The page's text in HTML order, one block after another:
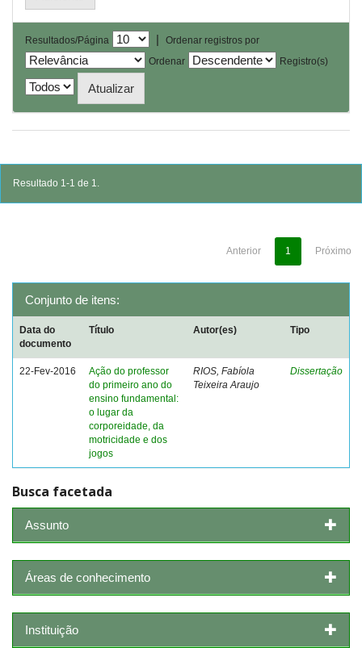
Resultados/Página |
Ordenar registros por
Ordenar
Registro(s)
Resultado 1-1 de 1.
Anterior 1 Próximo
Conjunto de itens:
Data do
documento
Título Autor(es) Tipo
22-Fev-2016
Ação do professor
do primeiro ano do
ensino fundamental:
o lugar da
corporeidade, da
motricidade e dos
jogos
RIOS, Fabíola
Teixeira Araujo
Dissertação
Busca facetada
Assunto
Áreas de conhecimento
Instituição